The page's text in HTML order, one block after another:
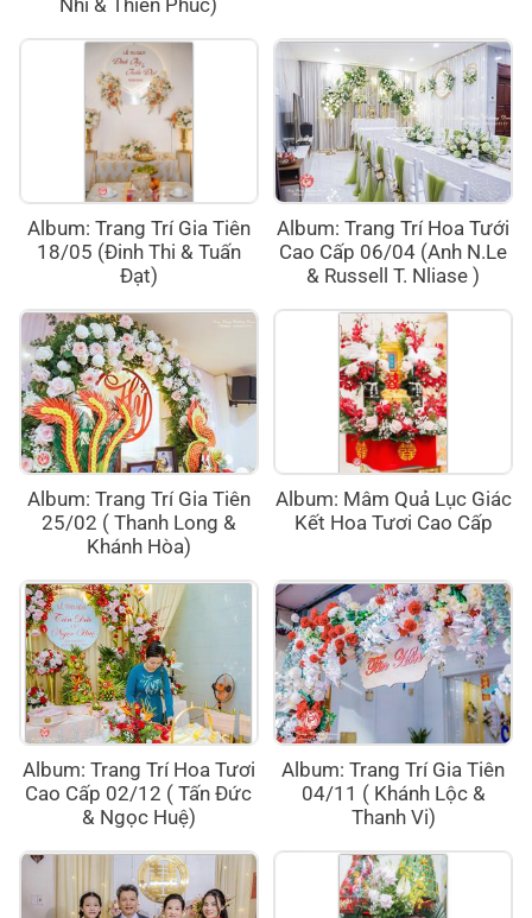
Nhi & Thiên Phúc)
Album: Trang Trí Gia Tiên
18/05 (Đinh Thi & Tuấn
Đạt)
Album: Trang Trí Hoa Tưới
Cao Cấp 06/04 (Anh N.Le
& Russell T. Nliase )
Album: Trang Trí Gia Tiên
25/02 ( Thanh Long &
Khánh Hòa)
Album: Mâm Quả Lục Giác
Kết Hoa Tươi Cao Cấp
Album: Trang Trí Hoa Tươi
Cao Cấp 02/12 ( Tấn Đức
& Ngọc Huệ)
Album: Trang Trí Gia Tiên
04/11 ( Khánh Lộc &
Thanh Vi)